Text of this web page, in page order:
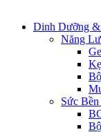
Dinh Dưỡng
Năng
Sức